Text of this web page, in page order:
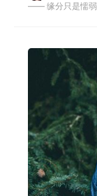
—— 缘分只是懦弱